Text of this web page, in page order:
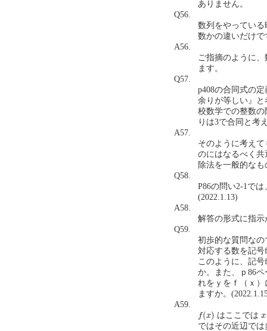
ありません。
Q56.
数列をやってい
数かの違いだけで
A56.
ご指摘のように
ます。
Q57.
p408の合同式の
余りが等しい』
校数学での整数
りは3で合同と考
A57.
そのように考え
のにはなるべく
除法を一般的な
Q58.
P86の問い2-1で
(2022.1.13)
A58.
解答の形式に指
Q59.
初歩的な質問な
対応する数を記
このように、記
か。また、ｐ86
れをｙをｆ（ｘ
ますか。
A59.
f(x)
f(x はここでは x
x
ではその近辺で